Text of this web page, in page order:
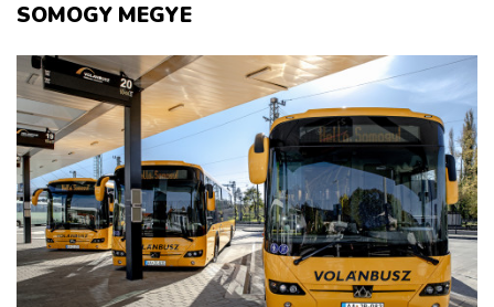
KÖZÚT
REPÜLÉS
KÖZLEKEDÉSFEJLESZTÉS
ELLÁTÁSI LÁNC
SOMOGY MEGYE